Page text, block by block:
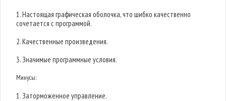
1. Настоящая графическая оболочка, что шибко качественно
сочетается с программой.
2. Качественные произведения.
3. Значимые программные условия.
Минусы:
1. Заторможенное управление.